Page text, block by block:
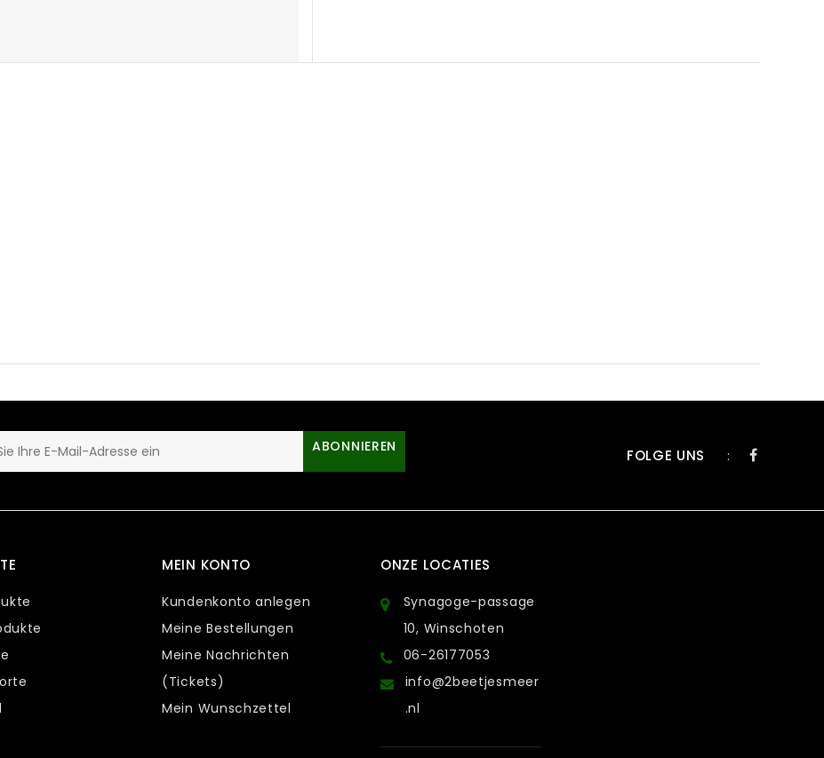
ABONNIEREN FOLGE UNS :
MEIN KONTO
Kundenkonto anlegen
Meine Bestellungen
Meine Nachrichten
(Tickets)
Mein Wunschzettel
ONZE LOCATIES
Synagoge-passage
10, Winschoten
06-26177053
info@2beetjesmeer
.nl